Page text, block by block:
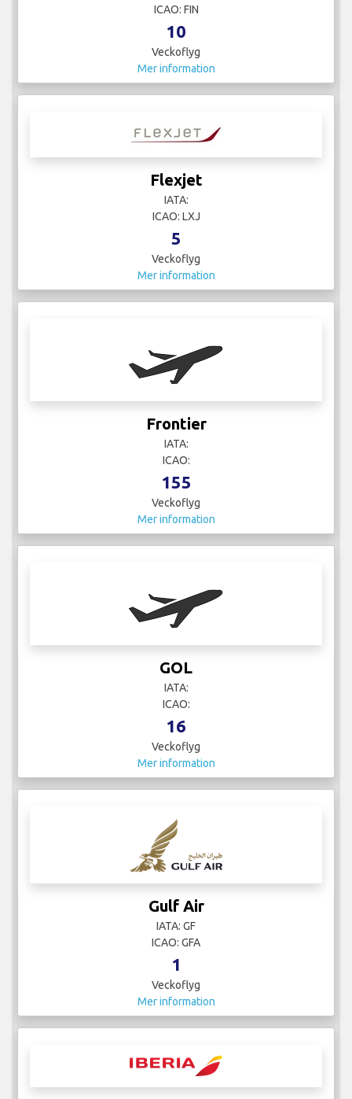
ICAO: FIN
10
Veckoflyg
Mer information
Flexjet
IATA:
ICAO: LXJ
5
Veckoflyg
Mer information
Frontier
IATA:
ICAO:
155
Veckoflyg
Mer information
GOL
IATA:
ICAO:
16
Veckoflyg
Mer information
Gulf Air
IATA: GF
ICAO: GFA
1
Veckoflyg
Mer information